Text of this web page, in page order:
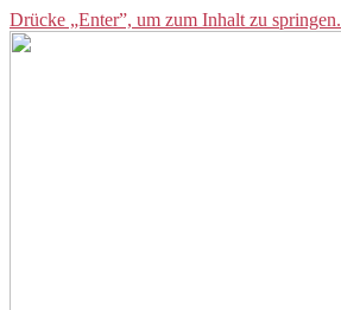
Drücke „Enter”, um zum Inhalt zu springen.